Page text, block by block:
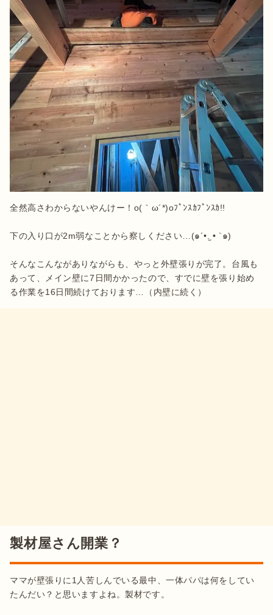
全然高さわからないやんけー！o(｀ω´*)oﾌﾟﾝｽｶﾌﾟﾝｽｶ!!
下の入り口が2m弱なことから察しください…(๑´•.̫ • `๑)
そんなこんながありながらも、やっと外壁張りが完了。台風も
あって、メイン壁に7日間かかったので、すでに壁を張り始め
製材屋さん開業？
ママが壁張りに1人苦しんでいる最中、一体パパは何をしてい
たんだい？と思いますよね。製材です。